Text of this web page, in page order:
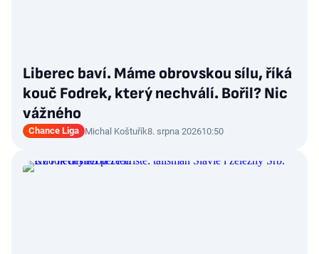
Liberec baví. Máme obrovskou sílu, říká
kouč Fodrek, který nechválí. Bořil? Nic
vážného
Chance Liga Michal Koštuřík8. srpna 202610:50